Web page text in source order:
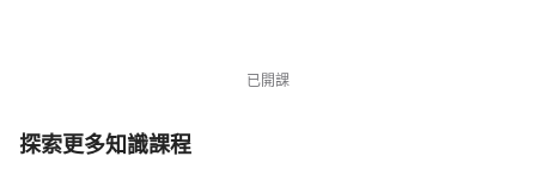
已開課
探索更多知識課程